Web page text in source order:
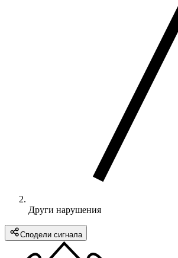
Други нарушения
Сподели сигнала